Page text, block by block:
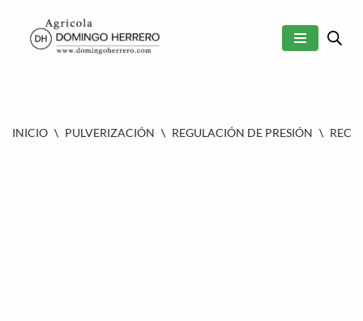
SALTAR
INICIO \ PULVERIZACIÓN \ REGULACIÓN DE PRESIÓN \